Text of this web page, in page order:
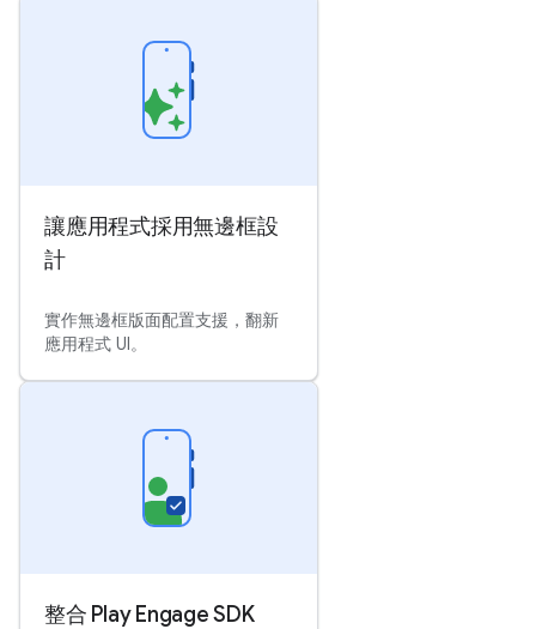
讓應用程式採用無邊框設
計
實作無邊框版面配置支援，翻新
應用程式 UI。
整合 Play Engage SDK